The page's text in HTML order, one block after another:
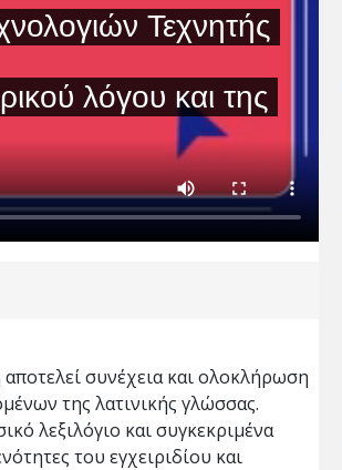
συνέχεια και ολοκλήρωση
της λατινικής γλώσσας.
λεξιλόγιο και συγκεκριμένα
του εγχειριδίου και